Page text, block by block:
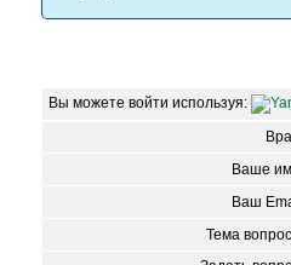
Вы можете войти используя:
Ваше
Ваш
Тема